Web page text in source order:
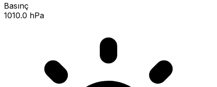
Basınç
1010.0 hPa